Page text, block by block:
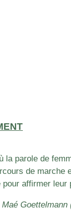
la parole de
de marche
affirmer leur